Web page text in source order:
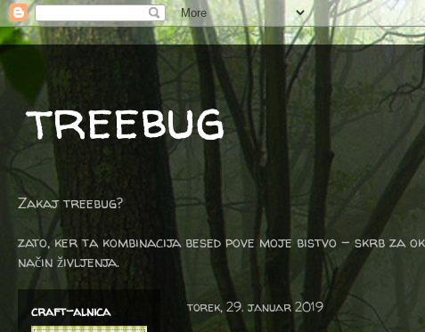
treebug
Zakaj treebug?
zato, ker ta kombinacija besed pove moje bistvo - skrb
način življenja.
torek, 29. januar 2019
craft-alnica